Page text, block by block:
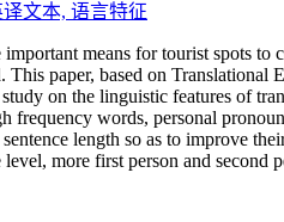
译文本, 语言特征
important means for tourist spots
This paper, based on
on the linguistic features of
words, personal
length so as to improve
more first person and second